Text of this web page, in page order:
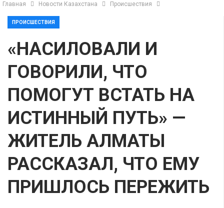
Главная Новости Казахстана Происшествия
ПРОИСШЕСТВИЯ
«НАСИЛОВАЛИ И
ГОВОРИЛИ, ЧТО
ПОМОГУТ ВСТАТЬ НА
ИСТИННЫЙ ПУТЬ» —
ЖИТЕЛЬ АЛМАТЫ
РАССКАЗАЛ, ЧТО ЕМУ
ПРИШЛОСЬ ПЕРЕЖИТЬ